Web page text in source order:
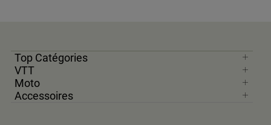
Top Catégories
VTT
Moto
Accessoires